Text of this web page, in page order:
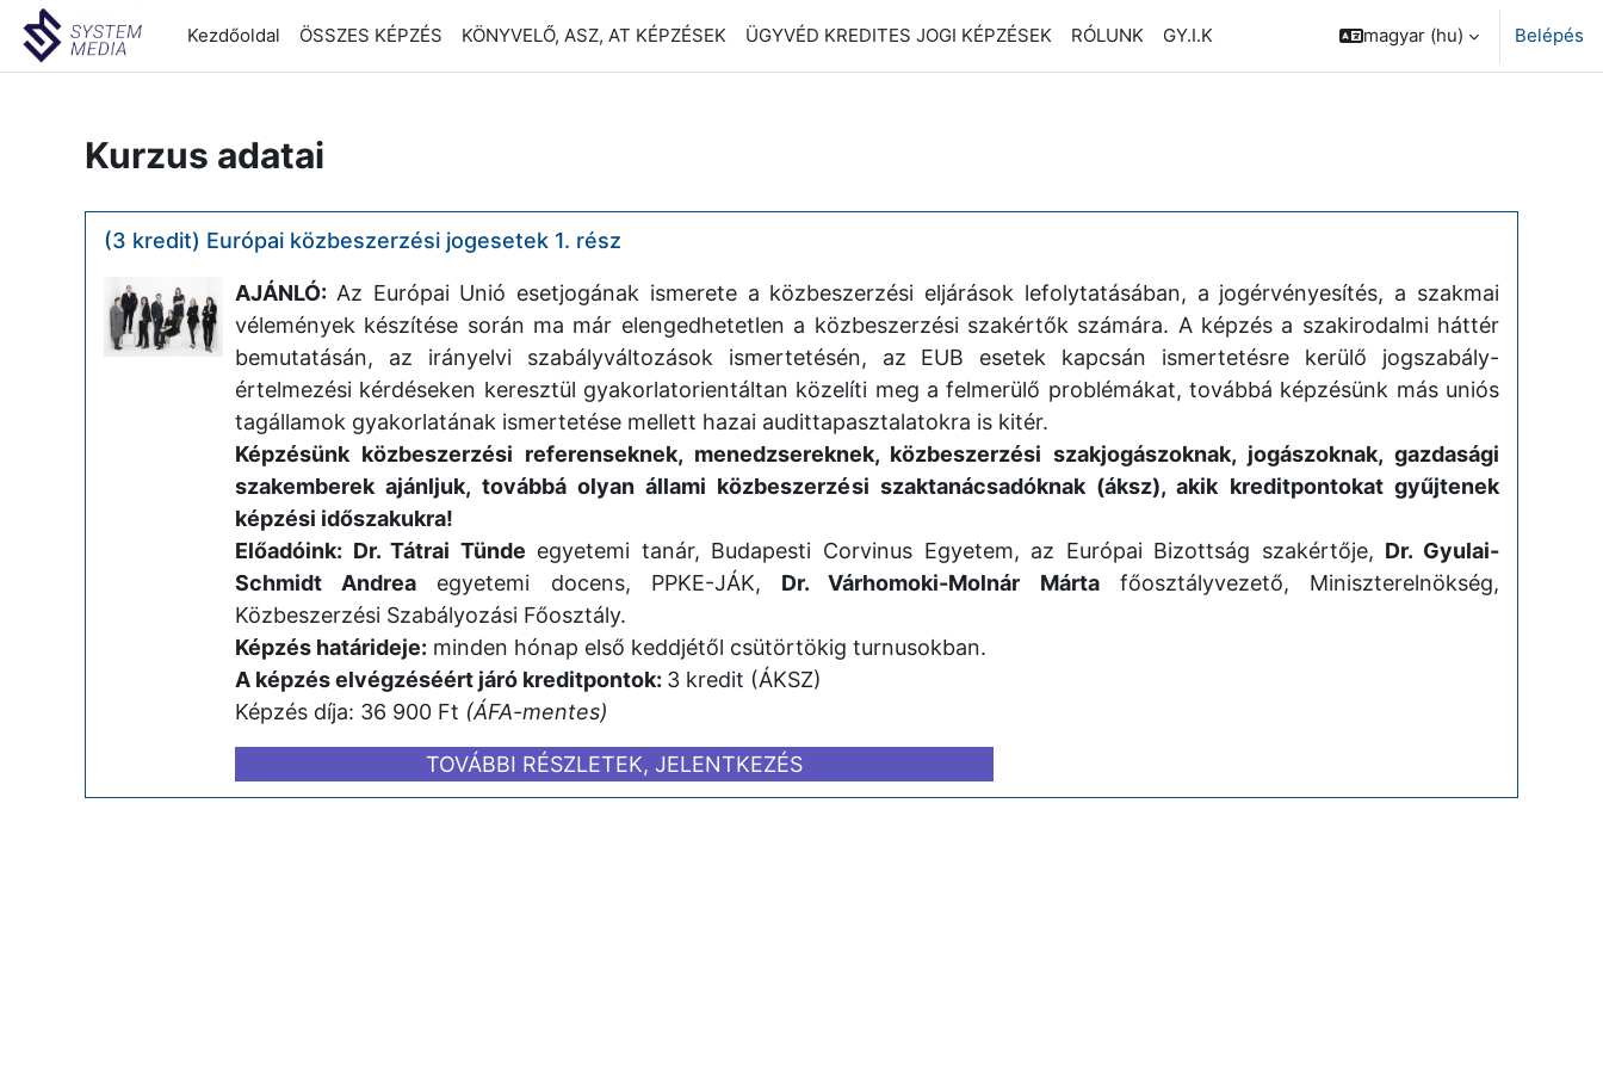
Tovább a fő tartalomhoz
Kezdőoldal
ÖSSZES KÉPZÉS KÖNYVELŐ, ASZ, AT KÉPZÉSEK ÜGYVÉD KREDITES JOGI KÉPZÉSEK RÓLUNK GY.I.K magyar ‎(hu)‎ Belépés
Kurzus adatai
(3 kredit) Európai közbeszerzési jogesetek 1. rész
AJÁNLÓ: Az Európai Unió esetjogának ismerete a közbeszerzési eljárások lefolytatásában, a jogérvényesítés, a szakmai
vélemények készítése során ma már elengedhetetlen a közbeszerzési szakértők számára. A képzés a szakirodalmi háttér
bemutatásán, az irányelvi szabályváltozások ismertetésén, az EUB esetek kapcsán ismertetésre kerülő jogszabály-
értelmezési kérdéseken keresztül gyakorlatorientáltan közelíti meg a felmerülő problémákat, továbbá képzésünk más uniós
tagállamok gyakorlatának ismertetése mellett hazai audittapasztalatokra is kitér.
Képzésünk közbeszerzési referenseknek, menedzsereknek, közbeszerzési szakjogászoknak, jogászoknak, gazdasági
szakemberek ajánljuk, továbbá olyan állami közbeszerzési szaktanácsadóknak (áksz), akik kreditpontokat gyűjtenek
képzési időszakukra!
Előadóink: Dr. Tátrai Tünde egyetemi tanár, Budapesti Corvinus Egyetem, az Európai Bizottság szakértője, Dr. Gyulai-
Schmidt Andrea egyetemi docens, PPKE-JÁK, Dr. Várhomoki-Molnár Mártafőosztályvezető, Miniszterelnökség,
Közbeszerzési Szabályozási Főosztály.
Képzés határideje: minden hónap első keddjétől csütörtökig turnusokban.
A képzés elvégzéséért járó kreditpontok: 3 kredit (ÁKSZ)
Képzés díja: 36 900 Ft (ÁFA-mentes)
TOVÁBBI RÉSZLETEK, JELENTKEZÉS